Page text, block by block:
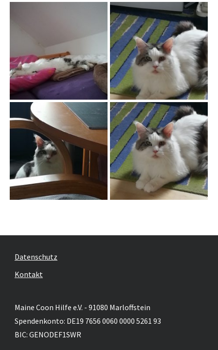
Datenschutz
Kontakt
Maine Coon Hilfe e.V. - 91080 Marloffstein
Spendenkonto: DE19 7656 0060 0000 5261 93
BIC: GENODEF1SWR